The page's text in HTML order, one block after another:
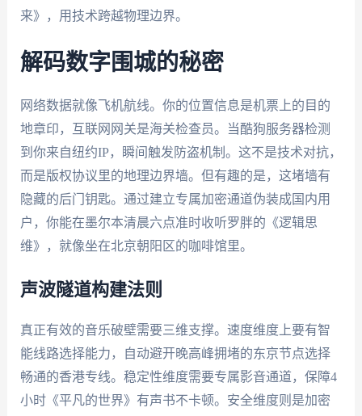
来》，用技术跨越物理边界。
解码数字围城的秘密
网络数据就像飞机航线。你的位置信息是机票上的目的
地章印，互联网网关是海关检查员。当酷狗服务器检测
到你来自纽约IP，瞬间触发防盗机制。这不是技术对抗，
而是版权协议里的地理边界墙。但有趣的是，这堵墙有
隐藏的后门钥匙。通过建立专属加密通道伪装成国内用
户，你能在墨尔本清晨六点准时收听罗胖的《逻辑思
维》，就像坐在北京朝阳区的咖啡馆里。
声波隧道构建法则
真正有效的音乐破壁需要三维支撑。速度维度上要有智
能线路选择能力，自动避开晚高峰拥堵的东京节点选择
畅通的香港专线。稳定性维度需要专属影音通道，保障4
小时《平凡的世界》有声书不卡顿。安全维度则是加密